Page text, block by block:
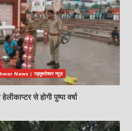
News | गढ़मुक्तेश्वर न्यूज़
से होगी पुष्पा वर्षा